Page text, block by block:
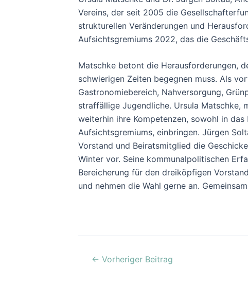
Vereins, der seit 2005 die
strukturellen Veränderungen und
Aufsichtsgremiums 2022, das die
Matschke betont die Herausforderungen,
schwierigen Zeiten begegnen muss. Als
Gastronomiebereich, Nahversorgung,
straffällige Jugendliche. Ursula Matschke,
weiterhin ihre Kompetenzen, sowohl in
Aufsichtsgremiums, einbringen. Jürgen
Vorstand und Beiratsmitglied die
Winter vor. Seine kommunalpolitischen
Bereicherung für den dreiköpfigen
und nehmen die Wahl gerne an.
← Vorheriger Beitrag